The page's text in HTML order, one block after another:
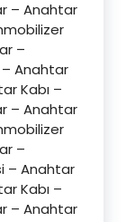
– Anahtar
–
Anahtar
Kabı –
– Anahtar
–
– Anahtar
Kabı –
– Anahtar